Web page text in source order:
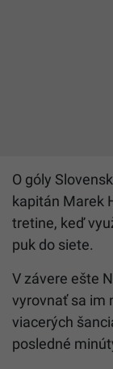
O góly
kapitán Marek
tretine, keď
puk do siete.
V závere ešte
vyrovnať sa im
viacerých
posledné